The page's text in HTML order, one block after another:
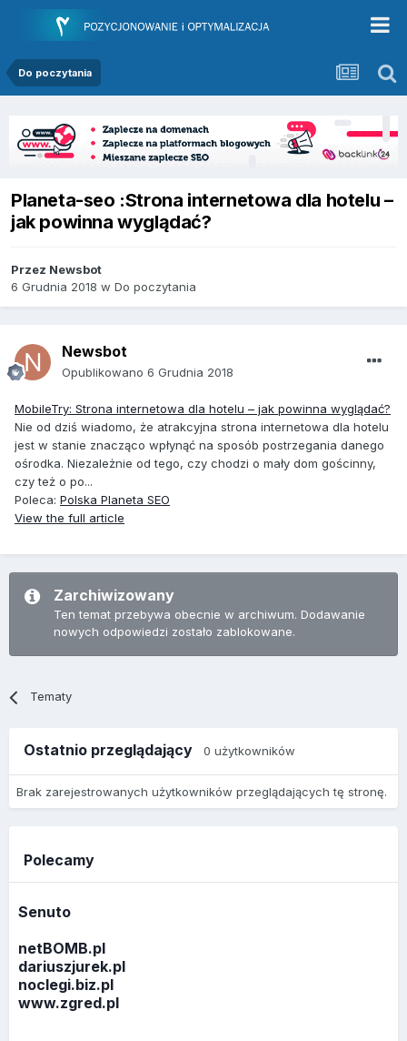
Do poczytania
Planeta-seo :Strona internetowa dla hotelu –
jak powinna wyglądać?
Przez Newsbot
6 Grudnia 2018 w Do poczytania
Newsbot
Opublikowano 6 Grudnia 2018
MobileTry: Strona internetowa dla hotelu – jak powinna wyglądać?
Nie od dziś wiadomo, że atrakcyjna strona internetowa dla hotelu
jest w stanie znacząco wpłynąć na sposób postrzegania danego
ośrodka. Niezależnie od tego, czy chodzi o mały dom gościnny,
czy też o po...
Poleca: Polska Planeta SEO
View the full article
Zarchiwizowany
Ten temat przebywa obecnie w archiwum. Dodawanie
nowych odpowiedzi zostało zablokowane.
Tematy
Ostatnio przeglądający 0 użytkowników
Brak zarejestrowanych użytkowników przeglądających tę stronę.
Polecamy
Senuto
netBOMB.pl
dariuszjurek.pl
noclegi.biz.pl
www.zgred.pl